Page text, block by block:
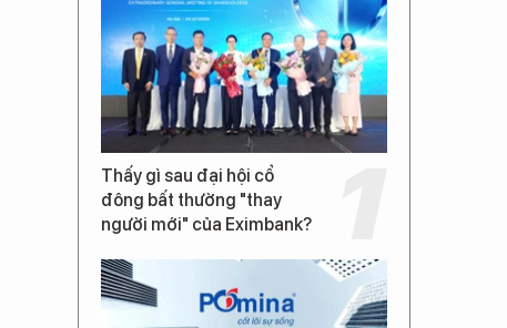
Thấy gì sau đại hội cổ
đông bất thường "thay
người mới" của Eximbank?